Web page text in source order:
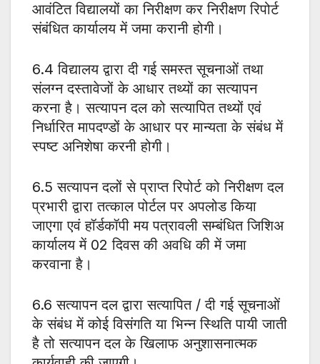
आवंटित विद्यालयों का निरीक्षण कर निरीक्षण रिपोर्ट
संबंधित कार्यालय में जमा करानी होगी।
6.4 विद्यालय द्वारा दी गई समस्त सूचनाओं तथा
संलग्न दस्तावेजों के आधार तथ्यों का सत्यापन
करना है। सत्यापन दल को सत्यापित तथ्यों एवं
निर्धारित मापदण्डों के आधार पर मान्यता के संबंध में
स्पष्ट अनिशेषा करनी होगी।
6.5 सत्यापन दलों से प्राप्त रिपोर्ट को निरीक्षण दल
प्रभारी द्वारा तत्काल पोर्टल पर अपलोड किया
जाएगा एवं हॉर्डकॉपी मय पत्रावली सम्बंधित जिशिअ
कार्यालय में 02 दिवस की अवधि की में जमा
करवाना है।
6.6 सत्यापन दल द्वारा सत्यापित / दी गई सूचनाओं
के संबंध में कोई विसंगति या भिन्न स्थिति पायी जाती
है तो सत्यापन दल के खिलाफ अनुशासनात्मक